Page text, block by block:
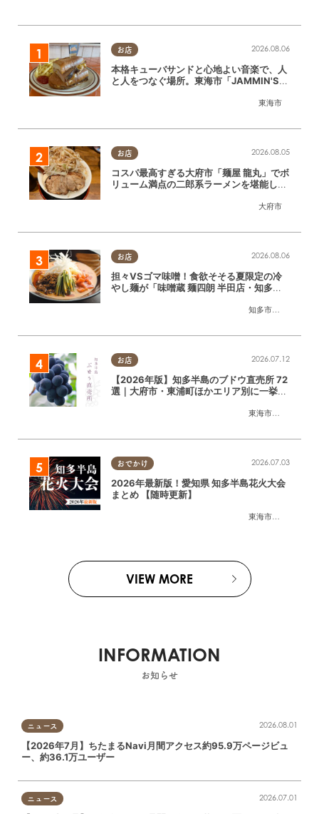
お店
東海市
2026.08.06
本格キューバサンドと心地よい音楽で、人
と人をつなぐ場所。東海市「JAMMIN'ST
お店
大府市
2026.08.05
コスパ最高すぎる大府市「麺屋 龍丸」でボ
リューム満点の二郎系ラーメンを堪能して
お店
知多市半田市
2026.08.06
担々VSゴマ味噌！食欲そそる夏限定の冷
やし麺が「味噌蔵 麺四朗 半田店・知多
お店
東海市大府市
2026.07.12
【2026年版】知多半島のブドウ直売所 72
選｜大府市・東浦町ほかエリア別に一挙紹
おでかけ
東海市大府市
2026.07.03
2026年最新版！愛知県 知多半島花火大会
まとめ 【随時更新】
VIEW MORE
INFORMATION
お知らせ
ニュース 2026.08.01
【2026年7月】ちたまるNavi月間アクセス約95.9万ページビュ
ー、約36.1万ユーザー
ニュース 2026.07.01